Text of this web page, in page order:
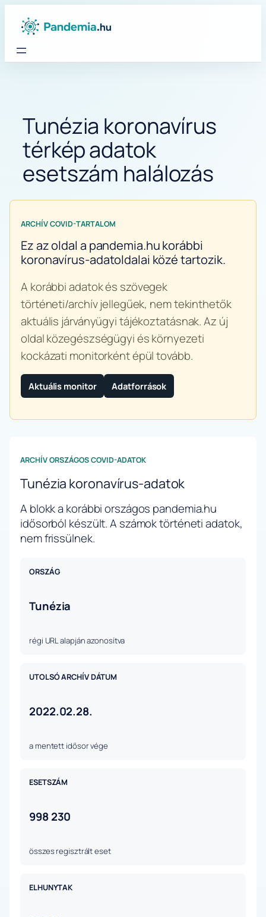
Tunézia koronavírus
térkép adatok
esetszám halálozás
ARCHÍV COVID-TARTALOM
Ez az oldal a pandemia.hu korábbi
koronavírus-adatoldalai közé tartozik.
A korábbi adatok és szövegek
történeti/archív jellegűek, nem tekinthetők
aktuális járványügyi tájékoztatásnak. Az új
oldal közegészségügyi és környezeti
kockázati monitorként épül tovább.
Aktuális monitor Adatforrások
ARCHÍV ORSZÁGOS COVID-ADATOK
Tunézia koronavírus-adatok
A blokk a korábbi országos pandemia.hu
idősorból készült. A számok történeti adatok,
nem frissülnek.
ORSZÁG
Tunézia
régi URL alapján azonosítva
UTOLSÓ ARCHÍV DÁTUM
2022.02.28.
a mentett idősor vége
ESETSZÁM
998 230
összes regisztrált eset
ELHUNYTAK